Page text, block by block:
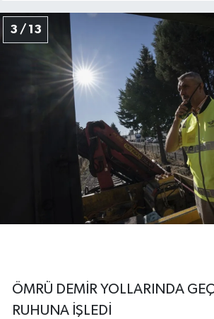
3 / 13
ÖMRÜ DEMİR YOLLARINDA
RUHUNA İŞLEDİ